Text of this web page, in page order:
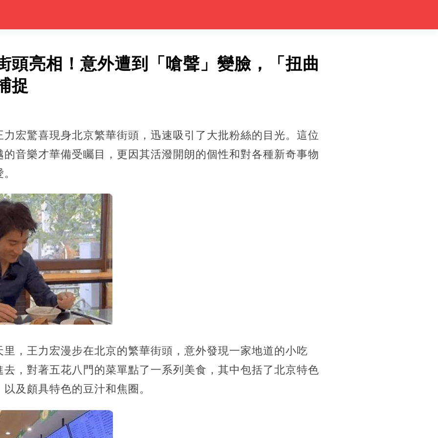
頭亮相！意外遭到「嗆聲」變臉，「扭曲
捉
宏驚喜現身北京繁華街頭，迅速吸引了大批粉絲的目光。這位
音樂才華備受矚目，更因其活潑開朗的個性和對各種新奇事物
，王力宏漫步在北京的繁華街頭，意外發現一家地道的小吃
，對著五花八門的菜單點了一系列美食，其中包括了北京特色
及頗具特色的豆汁和焦圈。